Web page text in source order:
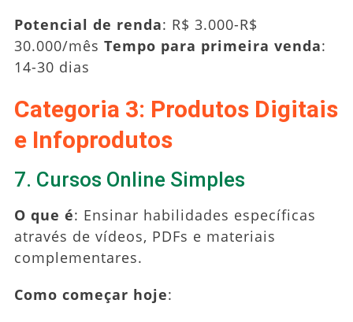
Potencial de renda: R$ 3.000-R$
30.000/mês Tempo para primeira venda:
14-30 dias
Categoria 3: Produtos Digitais
e Infoprodutos
7. Cursos Online Simples
O que é: Ensinar habilidades específicas
através de vídeos, PDFs e materiais
complementares.
Como começar hoje: